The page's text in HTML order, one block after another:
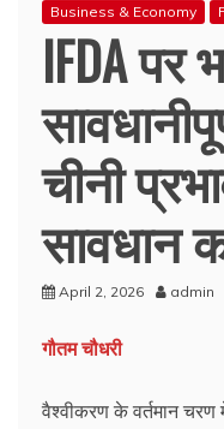
Business & Economy
IFDA पर
चीनी
सावधान
April 2, 2026 admin
गौतम चौधरी
वैश्वीकरण के वर्तमान